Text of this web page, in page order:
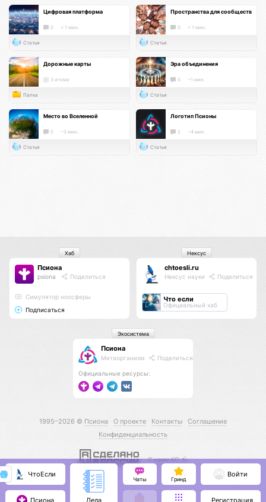
Цифровая платформа
0 < 1 мин.
Статья
Пространства для сообществ
0 < 1 мин.
Статья
Дорожные карты
3 атома
Папка
Эра объединения
0 ~1 мин.
Статья
Место во Вселенной
0 ~3 мин.
Статья
Логотип Псионы
2 ~4 мин.
Статья
Псиона
psiona Поделиться
Cимулятор ноосферы
Подписаться
Хаб
chtoesli.ru
Нексус науки Поделиться
Что если
Официальный хаб
Нексус
Псиона
Метаорганизм Поделиться
Официальные ресурсы:
Экосистема
1995–2026 © Псиона О проекте Контакты
Соглашение
Конфиденциальность
С нами КО 🕉️
ЧтоЕсли
Чаты Гринд
Войти